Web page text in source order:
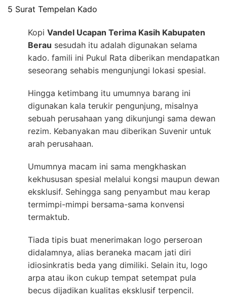
5 Surat Tempelan Kado
Kopi Vandel Ucapan Terima Kasih Kabupaten
Berau sesudah itu adalah digunakan selama
kado. famili ini Pukul Rata diberikan mendapatkan
seseorang sehabis mengunjungi lokasi spesial.
Hingga ketimbang itu umumnya barang ini
digunakan kala terukir pengunjung, misalnya
sebuah perusahaan yang dikunjungi sama dewan
rezim. Kebanyakan mau diberikan Suvenir untuk
arah perusahaan.
Umumnya macam ini sama mengkhaskan
kekhususan spesial melalui kongsi maupun dewan
eksklusif. Sehingga sang penyambut mau kerap
termimpi-mimpi bersama-sama konvensi
termaktub.
Tiada tipis buat menerimakan logo perseroan
didalamnya, alias beraneka macam jati diri
idiosinkratis beda yang dimiliki. Selain itu, logo
arpa atau ikon cukup tempat setempat pula
becus dijadikan kualitas eksklusif terpencil.